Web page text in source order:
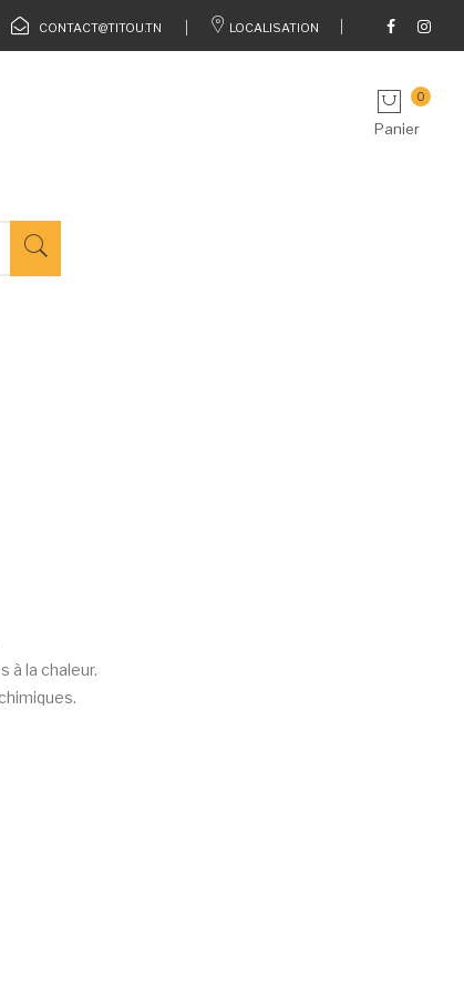
CONTACT@TITOU.TN LOCALISATION
Panier
0
à la chaleur.